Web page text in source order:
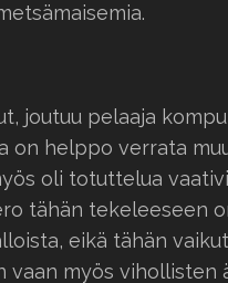
joutuu pelaaja
on helppo verrata
oli totuttelua
tähän tekeleeseen
eikä tähän
vaan myös vihollisten